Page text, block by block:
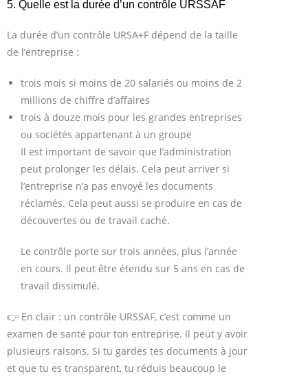
5. Quelle est la durée d’un contrôle URSSAF
La durée d’un contrôle URSA+F dépend de la taille
de l’entreprise :
trois mois si moins de 20 salariés ou moins de 2
millions de chiffre d’affaires
trois à douze mois pour les grandes entreprises
ou sociétés appartenant à un groupe
Il est important de savoir que l’administration
peut prolonger les délais. Cela peut arriver si
l’entreprise n’a pas envoyé les documents
réclamés. Cela peut aussi se produire en cas de
découvertes ou de travail caché.
Le contrôle porte sur trois années, plus l’année
en cours. Il peut être étendu sur 5 ans en cas de
travail dissimulé.
👉 En clair : un contrôle URSSAF, c’est comme un
examen de santé pour ton entreprise. Il peut y avoir
plusieurs raisons. Si tu gardes tes documents à jour
et que tu es transparent, tu réduis beaucoup le